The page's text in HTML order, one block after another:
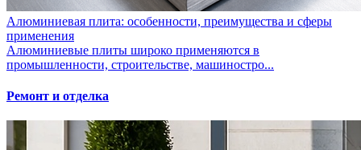
Алюминиевая плита: особенности, преимущества и сферы
применения
Алюминиевые плиты широко применяются в
промышленности, строительстве, машиностро...
Ремонт и отделка